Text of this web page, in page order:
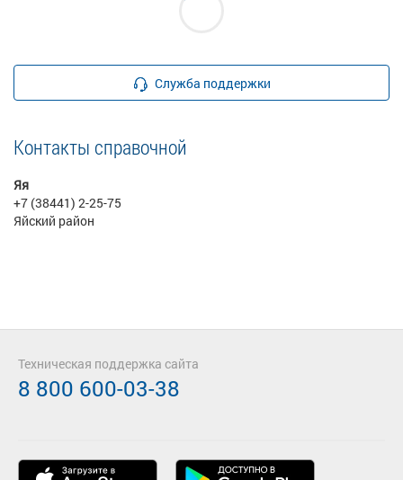
Служба поддержки
Контакты справочной
Яя
+7 (38441) 2-25-75
Яйский район
Техническая поддержка сайта
8 800 600-03-38